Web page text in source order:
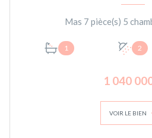
1 2
1 040
VOIR LE BIEN